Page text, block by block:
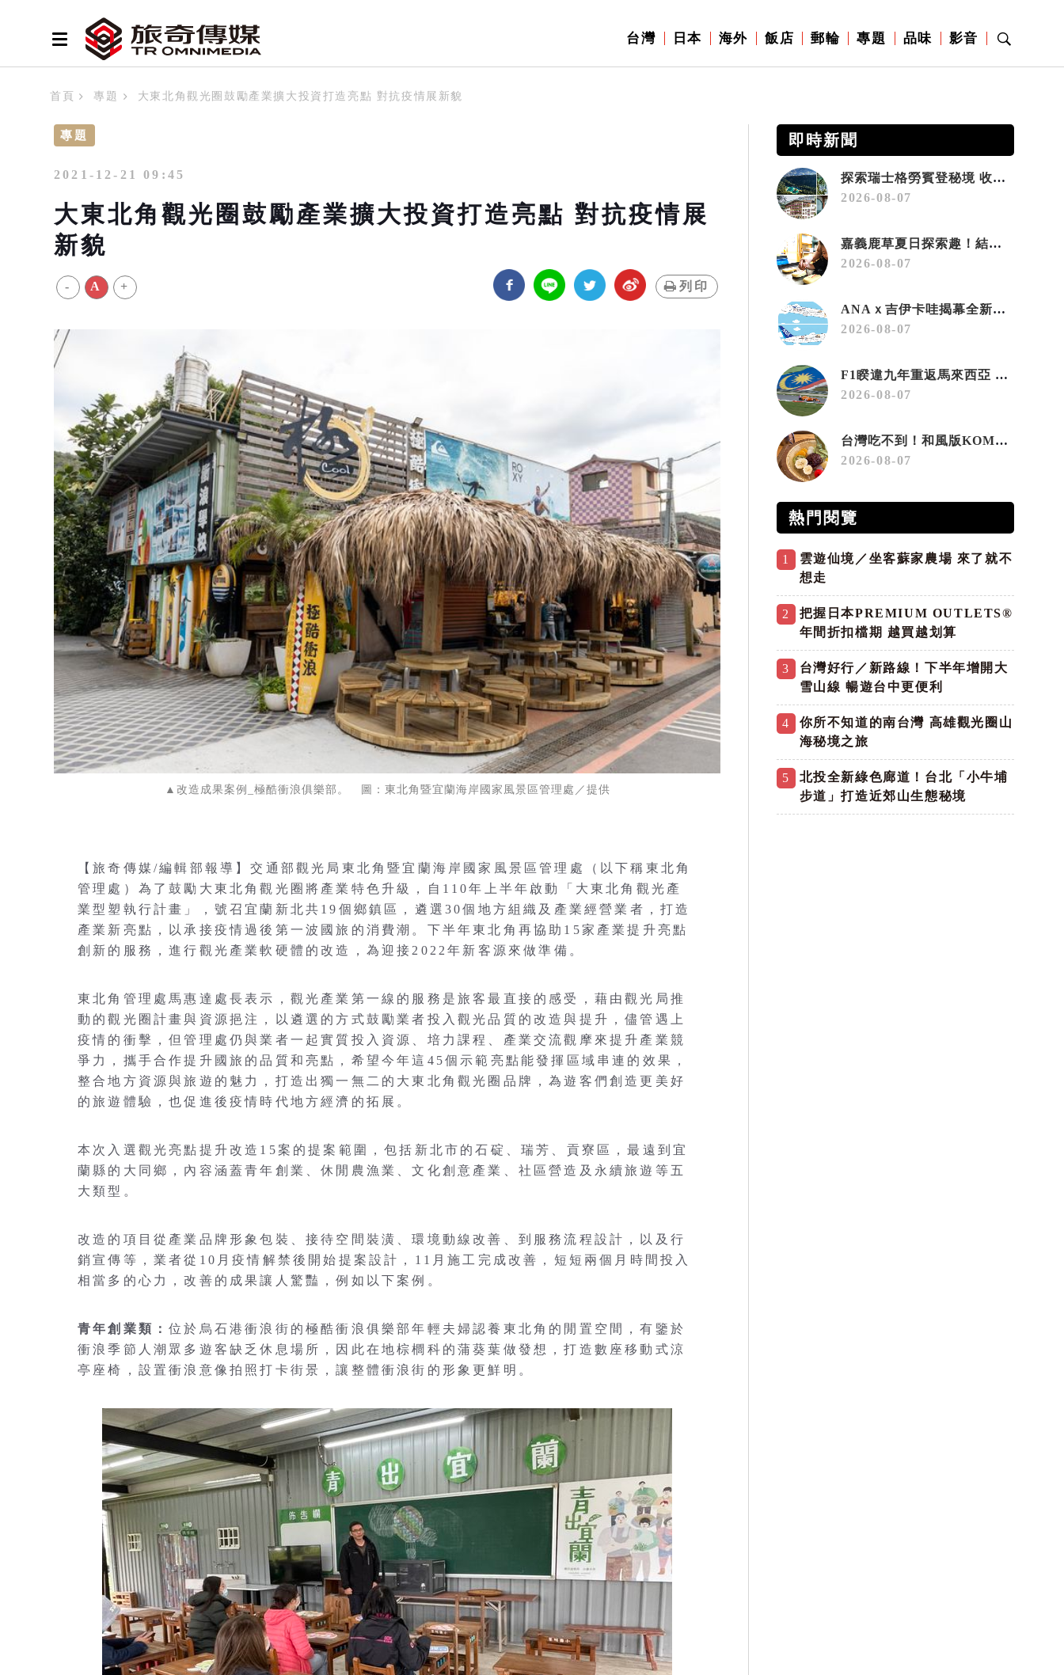
台灣 日本 海外 飯店 郵輪 專題 品味 影音
首頁 專題 大東北角觀光圈鼓勵產業擴大投資打造亮點 對抗疫情展新貌
專題
2021-12-21 09:45
大東北角觀光圈鼓勵產業擴大投資打造亮點 對抗疫情展
新貌
- A + 列印
▲改造成果案例_極酷衝浪俱樂部。 圖：東北角暨宜蘭海岸國家風景區管理處／提供
【旅奇傳媒/編輯部報導】交通部觀光局東北角暨宜蘭海岸國家風景區管理處（以下稱東北角
管理處）為了鼓勵大東北角觀光圈將產業特色升級，自110年上半年啟動「大東北角觀光產
業型塑執行計畫」，號召宜蘭新北共19個鄉鎮區，遴選30個地方組織及產業經營業者，打造
產業新亮點，以承接疫情過後第一波國旅的消費潮。下半年東北角再協助15家產業提升亮點
創新的服務，進行觀光產業軟硬體的改造，為迎接2022年新客源來做準備。
東北角管理處馬惠達處長表示，觀光產業第一線的服務是旅客最直接的感受，藉由觀光局推
動的觀光圈計畫與資源挹注，以遴選的方式鼓勵業者投入觀光品質的改造與提升，儘管遇上
疫情的衝擊，但管理處仍與業者一起實質投入資源、培力課程、產業交流觀摩來提升產業競
爭力，攜手合作提升國旅的品質和亮點，希望今年這45個示範亮點能發揮區域串連的效果，
整合地方資源與旅遊的魅力，打造出獨一無二的大東北角觀光圈品牌，為遊客們創造更美好
的旅遊體驗，也促進後疫情時代地方經濟的拓展。
本次入選觀光亮點提升改造15案的提案範圍，包括新北市的石碇、瑞芳、貢寮區，最遠到宜
蘭縣的大同鄉，內容涵蓋青年創業、休閒農漁業、文化創意產業、社區營造及永續旅遊等五
大類型。
改造的項目從產業品牌形象包裝、接待空間裝潢、環境動線改善、到服務流程設計，以及行
銷宣傳等，業者從10月疫情解禁後開始提案設計，11月施工完成改善，短短兩個月時間投入
相當多的心力，改善的成果讓人驚豔，例如以下案例。
青年創業類：位於烏石港衝浪街的極酷衝浪俱樂部年輕夫婦認養東北角的閒置空間，有鑒於
衝浪季節人潮眾多遊客缺乏休息場所，因此在地棕櫚科的蒲葵葉做發想，打造數座移動式涼
亭座椅，設置衝浪意像拍照打卡街景，讓整體衝浪街的形象更鮮明。
即時新聞
探索瑞士格勞賓登秘境 收藏六種阿爾卑斯夏日療癒之旅
2026-08-07
嘉義鹿草夏日探索趣！結合科學、農場與自然的親子小旅行
2026-08-07
ANAｘ吉伊卡哇揭幕全新彩繪機「Chiikawa JET」
2026-08-07
F1睽違九年重返馬來西亞 三大國際賽事打造10月運動旅遊熱潮 賽車、自行車、路跑同週登場
2026-08-07
台灣吃不到！和風版KOMEDA咖啡讓你吃遍名古屋在地美食
2026-08-07
熱門閱覽
1
雲遊仙境／坐客蘇家農場 來了就不
想走
2
把握日本PREMIUM OUTLETS®
年間折扣檔期 越買越划算
3
台灣好行／新路線！下半年增開大
雪山線 暢遊台中更便利
4
你所不知道的南台灣 高雄觀光圈山
海秘境之旅
5
北投全新綠色廊道！台北「小牛埔
步道」打造近郊山生態秘境